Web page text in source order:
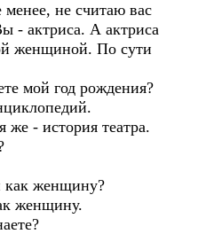
не считаю вас
- актриса. А актриса
женщиной. По сути
мой год рождения?
- история театра.
женщину?
женщину.